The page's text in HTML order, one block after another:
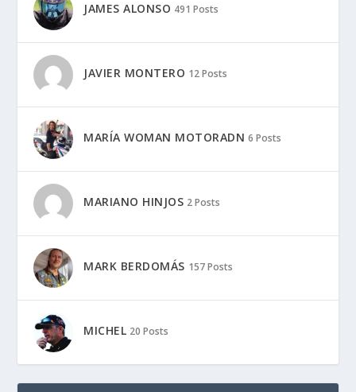
JAMES ALONSO 491 Posts
JAVIER MONTERO 12 Posts
MARÍA WOMAN MOTORADN 6 Posts
MARIANO HINJOS 2 Posts
MARK BERDOMÁS 157 Posts
MICHEL 20 Posts